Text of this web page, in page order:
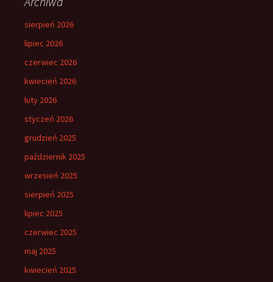
sierpień 2026
lipiec 2026
czerwiec 2026
kwiecień 2026
luty 2026
styczeń 2026
grudzień 2025
październik 2025
wrzesień 2025
sierpień 2025
lipiec 2025
czerwiec 2025
maj 2025
kwiecień 2025